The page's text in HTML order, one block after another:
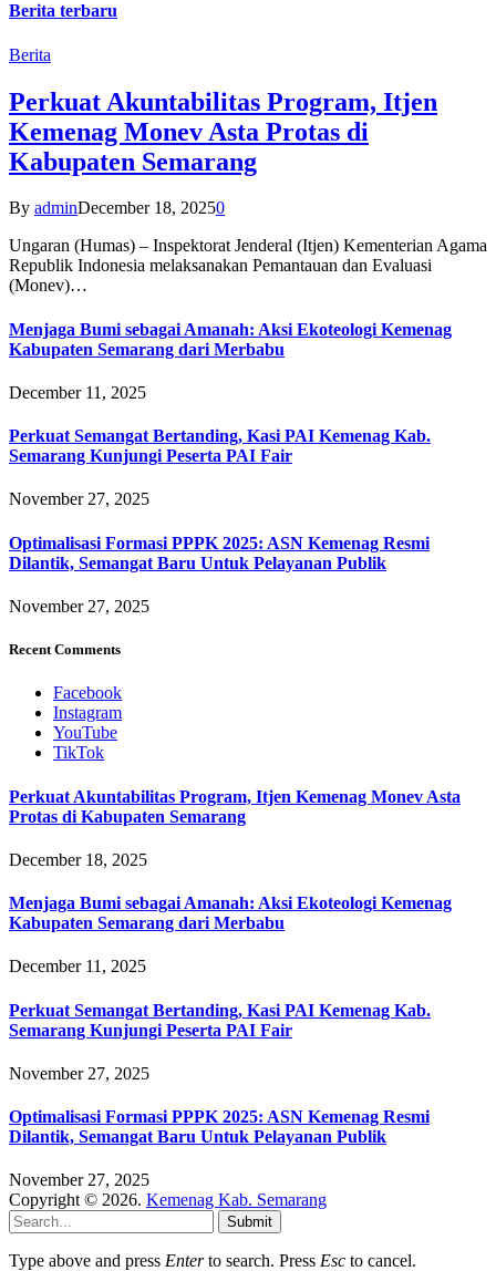
Berita terbaru
Berita
Perkuat Akuntabilitas Program, Itjen
Kemenag Monev Asta Protas di
Kabupaten Semarang
By adminDecember 18, 20250
Ungaran (Humas) – Inspektorat Jenderal (Itjen) Kementerian Agama
Republik Indonesia melaksanakan Pemantauan dan Evaluasi
(Monev)…
Menjaga Bumi sebagai Amanah: Aksi Ekoteologi Kemenag
Kabupaten Semarang dari Merbabu
December 11, 2025
Perkuat Semangat Bertanding, Kasi PAI Kemenag Kab.
Semarang Kunjungi Peserta PAI Fair
November 27, 2025
Optimalisasi Formasi PPPK 2025: ASN Kemenag Resmi
Dilantik, Semangat Baru Untuk Pelayanan Publik
November 27, 2025
Recent Comments
Facebook
Instagram
YouTube
TikTok
Perkuat Akuntabilitas Program, Itjen Kemenag Monev Asta
Protas di Kabupaten Semarang
December 18, 2025
Menjaga Bumi sebagai Amanah: Aksi Ekoteologi Kemenag
Kabupaten Semarang dari Merbabu
December 11, 2025
Perkuat Semangat Bertanding, Kasi PAI Kemenag Kab.
Semarang Kunjungi Peserta PAI Fair
November 27, 2025
Optimalisasi Formasi PPPK 2025: ASN Kemenag Resmi
Dilantik, Semangat Baru Untuk Pelayanan Publik
November 27, 2025
Copyright © 2026. Kemenag Kab. Semarang
Submit
Type above and press Enterto search. Press Esc to cancel.